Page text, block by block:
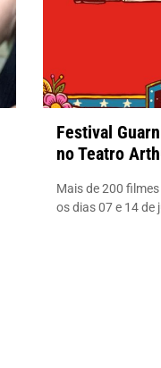
Festival
no Teatro
Mais de 200
os dias 07 e 14 de